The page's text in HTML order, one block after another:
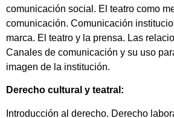
comunicación social. El teatro como
comunicación. Comunicación
marca. El teatro y la prensa. Las
Canales de comunicación y su uso
imagen de la institución.
Derecho cultural y teatral:
Introducción al derecho. Derecho